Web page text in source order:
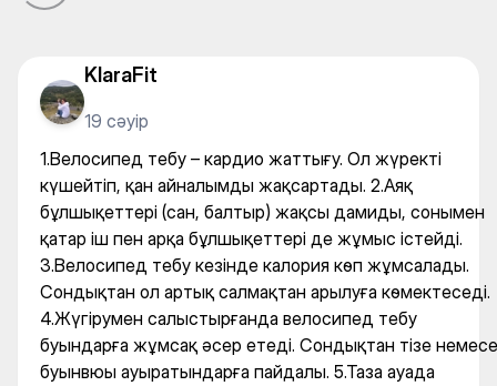
KlaraFit
19 сәуір
1.Велосипед тебу – кардио жаттығу. Ол жүректі
күшейтіп, қан айналымды жақсартады. 2.Аяқ
бұлшықеттері (сан, балтыр) жақсы дамиды, сонымен
қатар іш пен арқа бұлшықеттері де жұмыс істейді.
3.Велосипед тебу кезінде калория көп жұмсалады.
Сондықтан ол артық салмақтан арылуға көмектеседі.
4.Жүгірумен салыстырғанда велосипед тебу
буындарға жұмсақ әсер етеді. Сондықтан тізе немесе
буынвюы ауыратындарға пайдалы. 5.Таза ауада